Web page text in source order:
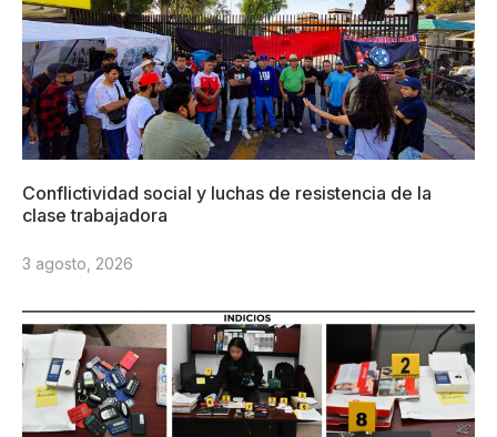
Conflictividad social y luchas de resistencia de la
clase trabajadora
3 agosto, 2026